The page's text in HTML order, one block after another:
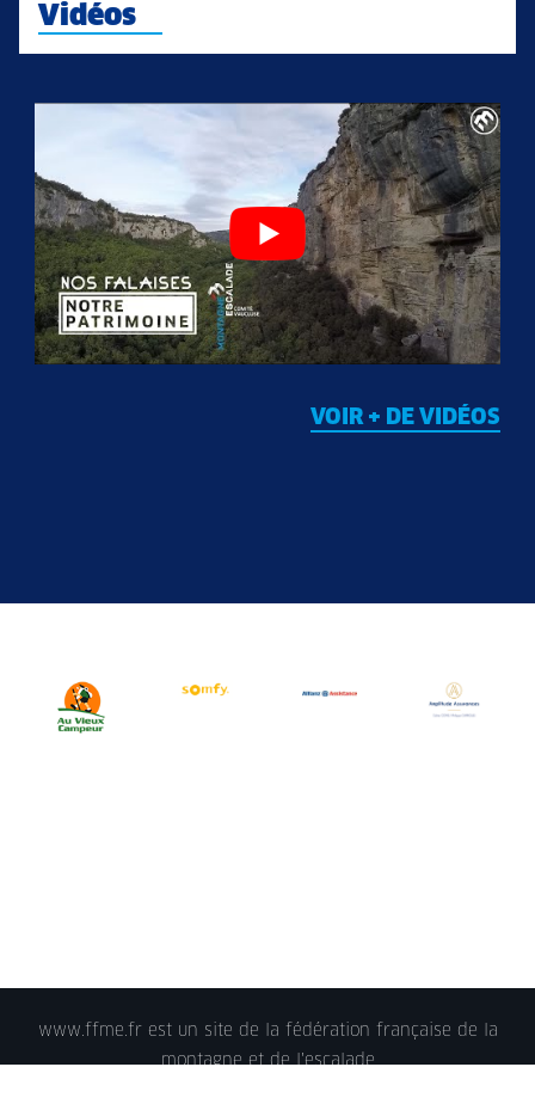
Vidéos
VOIR + DE VIDÉOS
www.ffme.fr est un site de la fédération française de la
montagne et de l'escalade